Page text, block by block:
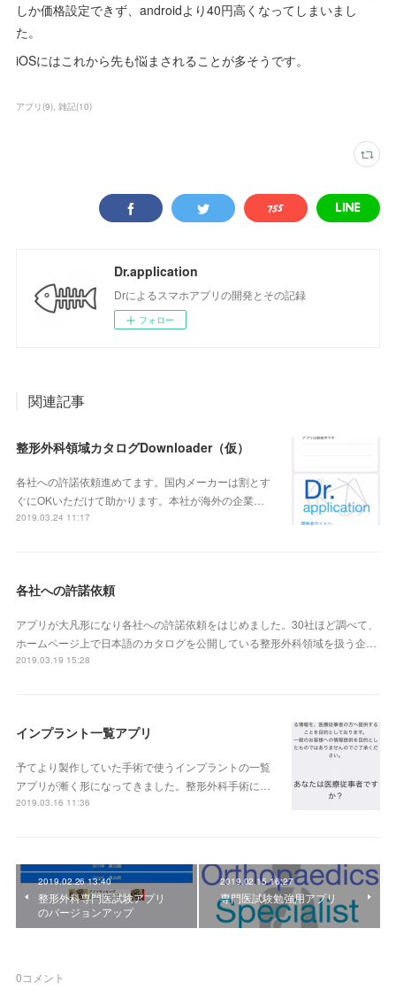
しか価格設定できず、androidより40円高くなってしまいまし
た。
iOSにはこれから先も悩まされることが多そうです。
アプリ (9) 雑記(10)
Dr.application
Drによるスマホアプリの開発とその記録
フォロー
関連記事
整形外科領域カタログDownloader（仮）
各社への許諾依頼進めてます。国内メーカーは割とす
ぐにOKいただけて助かります。本社が海外の企業…
2019.03.24 11:17
各社への許諾依頼
アプリが大凡形になり各社への許諾依頼をはじめました。30社ほど調べて、
ホームページ上で日本語のカタログを公開している整形外科領域を扱う企…
2019.03.19 15:28
インプラント一覧アプリ
予てより製作していた手術で使うインプラントの一覧
アプリが漸く形になってきました。整形外科手術に…
2019.03.16 11:36
2019.02.26 13:40
整形外科専門医試験アプリ
のバージョンアップ
2019.02.15 16:27
専門医試験勉強用アプリ
0コメント